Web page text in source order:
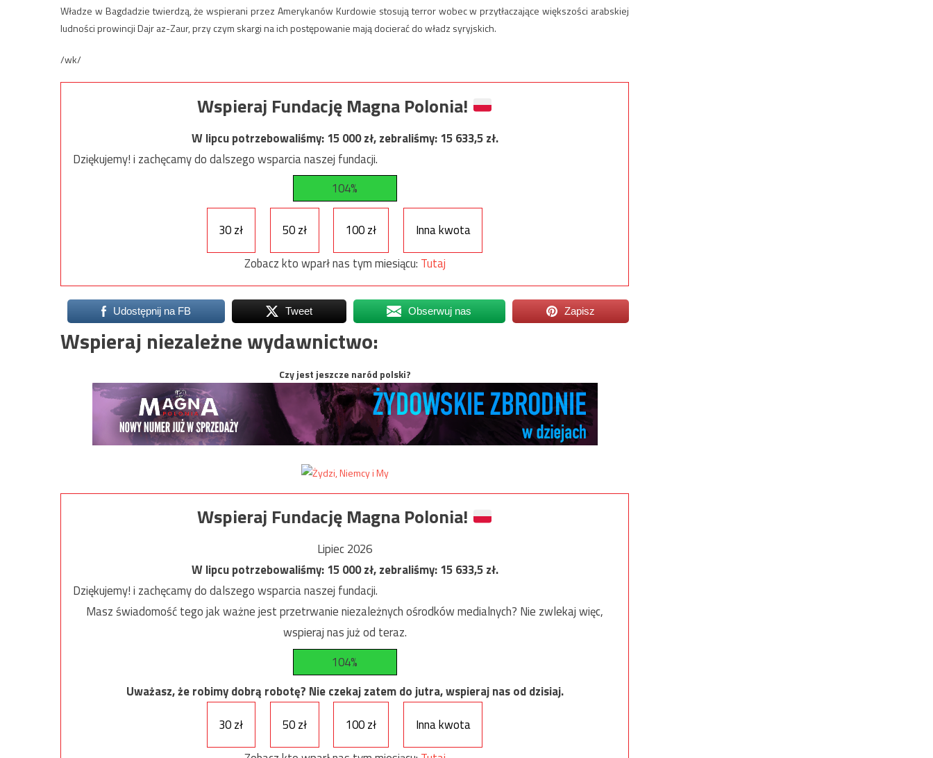
Władze w Bagdadzie twierdzą, że wspierani przez Amerykanów Kurdowie stosują terror wobec w przytłaczające większości arabskiej
ludności prowincji Dajr az-Zaur, przy czym skargi na ich postępowanie mają docierać do władz syryjskich.
/wk/
Wspieraj Fundację Magna Polonia!
W lipcu potrzebowaliśmy:15 000zł, zebraliśmy:15 633,5zł.
Dziękujemy! i zachęcamy do dalszego wsparcia naszej fundacji.
104%
30 zł 50 zł 100 zł
Inna kwota
Zobacz kto wparł nas tym miesiącu: Tutaj
Udostępnij na FB Tweet Obserwuj nas Zapisz
Wspieraj niezależne wydawnictwo:
Czy jest jeszcze naród polski?
Wspieraj Fundację Magna Polonia!
Lipiec 2026
W lipcu potrzebowaliśmy:15 000zł, zebraliśmy:15 633,5zł.
Dziękujemy! i zachęcamy do dalszego wsparcia naszej fundacji.
Masz świadomość tego jak ważne jest przetrwanie niezależnych ośrodków medialnych? Nie zwlekaj więc,
wspieraj nas już od teraz.
104%
Uważasz, że robimy dobrą robotę? Nie czekaj zatem do jutra, wspieraj nas od dzisiaj.
30 zł
50 zł 100 zł
Inna kwota